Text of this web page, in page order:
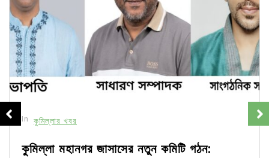
In কুমিল্লার খবর
চান্দিনায় স্বামীর কাছ থেকে স্ত্রীকে ছিনিয়ে নিয়ে